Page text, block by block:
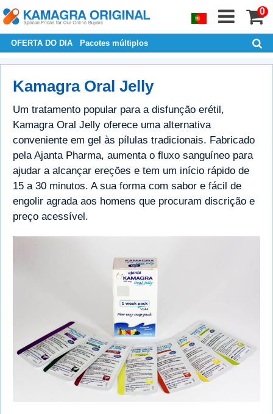
0
OFERTA DO DIA Pacotes múltiplos
Kamagra Oral Jelly
Um tratamento popular para a disfunção erétil,
Kamagra Oral Jelly oferece uma alternativa
conveniente em gel às pílulas tradicionais. Fabricado
pela Ajanta Pharma, aumenta o fluxo sanguíneo para
ajudar a alcançar ereções e tem um início rápido de
15 a 30 minutos. A sua forma com sabor e fácil de
engolir agrada aos homens que procuram discrição e
preço acessível.